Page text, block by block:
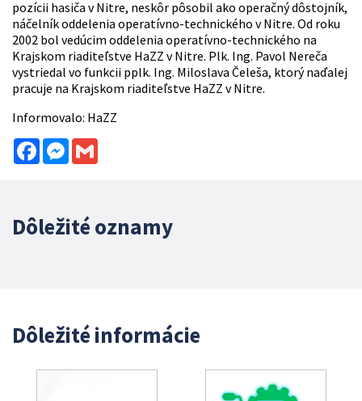
pozícii hasiča v Nitre, neskôr pôsobil ako operačný dôstojník,
náčelník oddelenia operatívno-technického v Nitre. Od roku
2002 bol vedúcim oddelenia operatívno-technického na
Krajskom riaditeľstve HaZZ v Nitre. Plk. Ing. Pavol Nereča
vystriedal vo funkcii pplk. Ing. Miloslava Čeleša, ktorý naďalej
pracuje na Krajskom riaditeľstve HaZZ v Nitre.
Informovalo: HaZZ
FacebookMessenger
Dôležité oznamy
Dôležité informácie